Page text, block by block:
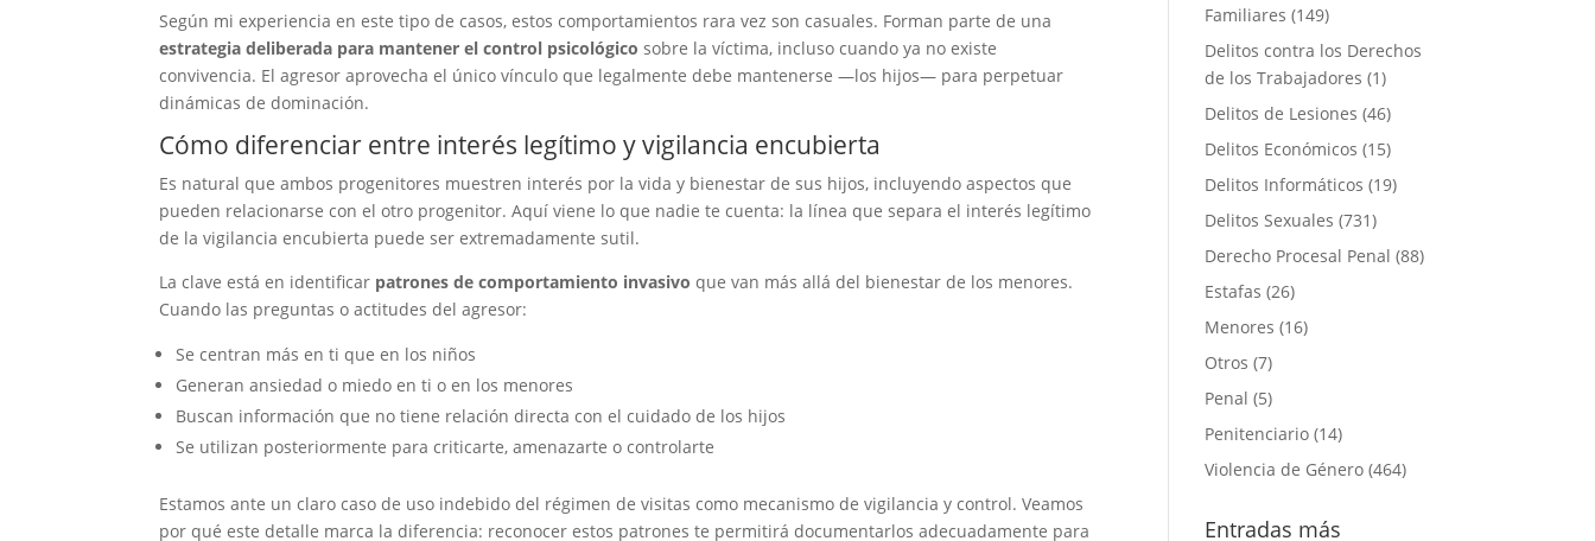
Según mi experiencia en este tipo de casos, estos comportamientos rara vez son casuales. Forman parte de una
estrategia deliberada para mantener el control psicológico sobre la víctima, incluso cuando ya no existe
convivencia. El agresor aprovecha el único vínculo que legalmente debe mantenerse —los hijos— para perpetuar
dinámicas de dominación.
Cómo diferenciar entre interés legítimo y vigilancia encubierta
Es natural que ambos progenitores muestren interés por la vida y bienestar de sus hijos, incluyendo aspectos que
pueden relacionarse con el otro progenitor. Aquí viene lo que nadie te cuenta: la línea que separa el interés legítimo
de la vigilancia encubierta puede ser extremadamente sutil.
La clave está en identificar patrones de comportamiento invasivo que van más allá del bienestar de los menores.
Cuando las preguntas o actitudes del agresor:
Se centran más en ti que en los niños
Generan ansiedad o miedo en ti o en los menores
Buscan información que no tiene relación directa con el cuidado de los hijos
Se utilizan posteriormente para criticarte, amenazarte o controlarte
Estamos ante un claro caso de uso indebido del régimen de visitas como mecanismo de vigilancia y control. Veamos
por qué este detalle marca la diferencia: reconocer estos patrones te permitirá documentarlos adecuadamente para
Familiares (149)
Delitos contra los Derechos
de los Trabajadores (1)
Delitos de Lesiones (46)
Delitos Económicos (15)
Delitos Informáticos (19)
Delitos Sexuales (731)
Derecho Procesal Penal (88)
Estafas (26)
Menores (16)
Otros (7)
Penal (5)
Penitenciario (14)
Violencia de Género (464)
Entradas más